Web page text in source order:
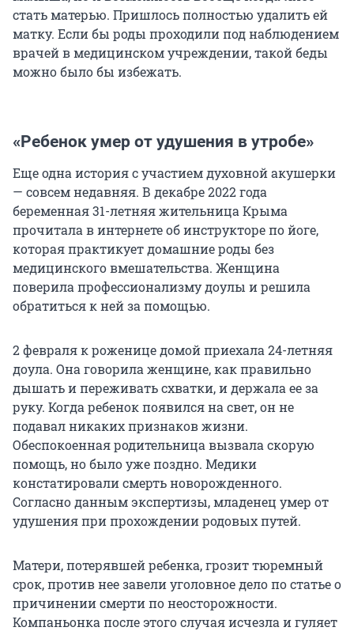
стать матерью. Пришлось полностью удалить ей
матку. Если бы роды проходили под наблюдением
врачей в медицинском учреждении, такой беды
можно было бы избежать.
«Ребенок умер от удушения в утробе»
Еще одна история с участием духовной акушерки
— совсем недавняя. В декабре 2022 года
беременная 31-летняя жительница Крыма
прочитала в интернете об инструкторе по йоге,
которая практикует домашние роды без
медицинского вмешательства. Женщина
поверила профессионализму доулы и решила
обратиться к ней за помощью.
2 февраля к роженице домой приехала 24-летняя
доула. Она говорила женщине, как правильно
дышать и переживать схватки, и держала ее за
руку. Когда ребенок появился на свет, он не
подавал никаких признаков жизни.
Обеспокоенная родительница вызвала скорую
помощь, но было уже поздно. Медики
констатировали смерть новорожденного.
Согласно данным экспертизы, младенец умер от
удушения при прохождении родовых путей.
Матери, потерявшей ребенка, грозит тюремный
срок, против нее завели уголовное дело по статье о
причинении смерти по неосторожности.
Компаньонка после этого случая исчезла и гуляет